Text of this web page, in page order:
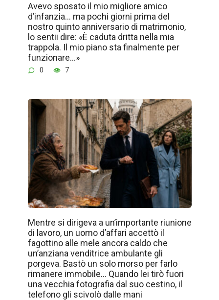
Avevo sposato il mio migliore amico
d’infanzia… ma pochi giorni prima del
nostro quinto anniversario di matrimonio,
lo sentii dire: «È caduta dritta nella mia
trappola. Il mio piano sta finalmente per
funzionare…»
0 7
Mentre si dirigeva a un’importante riunione
di lavoro, un uomo d’affari accettò il
fagottino alle mele ancora caldo che
un’anziana venditrice ambulante gli
porgeva. Bastò un solo morso per farlo
rimanere immobile… Quando lei tirò fuori
una vecchia fotografia dal suo cestino, il
telefono gli scivolò dalle mani